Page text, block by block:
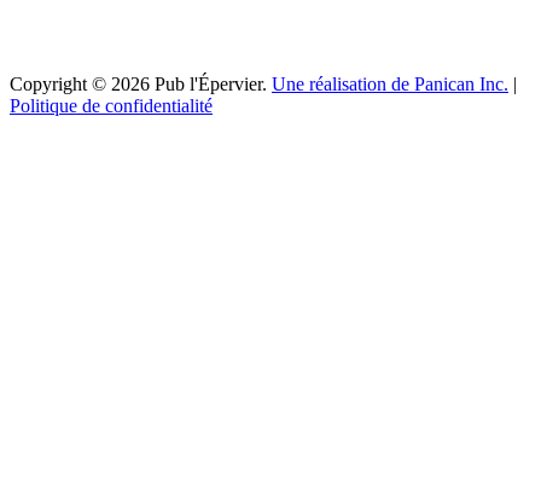
Copyright © 2026 Pub l'Épervier. Une réalisation de Panican Inc. |
Politique de confidentialité